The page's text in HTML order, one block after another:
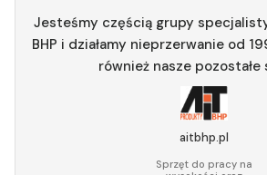
Jesteśmy częścią grupy
BHP i działamy nieprzerwanie od
również nasze pozostałe
aitbhp.pl
Sprzęt do pracy na